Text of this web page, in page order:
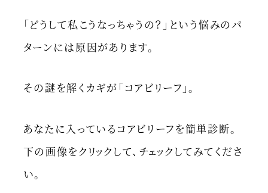
「どうして私こうなっちゃうの？」という悩みのパ
ターンには原因があります。
その謎を解くカギが「コアビリーフ」。
あなたに入っているコアビリーフを簡単診断。
下の画像をクリックして、チェックしてみてくださ
い。